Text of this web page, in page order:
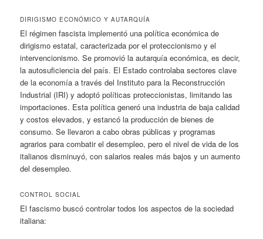
DIRIGISMO ECONÓMICO Y AUTARQUÍA
El régimen fascista implementó una política económica de
dirigismo estatal, caracterizada por el proteccionismo y el
intervencionismo. Se promovió la autarquía económica, es decir,
la autosuficiencia del país. El Estado controlaba sectores clave
de la economía a través del Instituto para la Reconstrucción
Industrial (IRI) y adoptó políticas proteccionistas, limitando las
importaciones. Esta política generó una industria de baja calidad
y costos elevados, y estancó la producción de bienes de
consumo. Se llevaron a cabo obras públicas y programas
agrarios para combatir el desempleo, pero el nivel de vida de los
italianos disminuyó, con salarios reales más bajos y un aumento
del desempleo.
CONTROL SOCIAL
El fascismo buscó controlar todos los aspectos de la sociedad
italiana: